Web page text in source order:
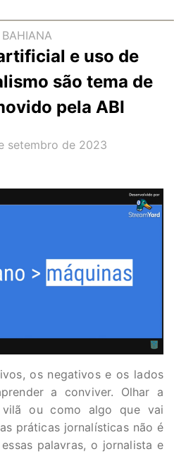
BAHIANA
e uso de
são tema de
pela ABI
setembro de 2023
os negativos e os lados
a conviver. Olhar a
ou como algo que vai
práticas jornalísticas não é
palavras, o jornalista e